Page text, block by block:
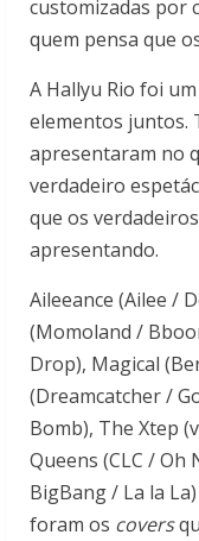
customizadas por
quem pensa que
A Hallyu Rio foi
elementos juntos.
apresentaram no
verdadeiro
que os
apresentando.
Aileeance (Ailee /
(Momoland /
Drop), Magical
(Dreamcatcher /
Bomb), The Xtep
Queens (CLC / Oh
BigBang / La la
foram os covers